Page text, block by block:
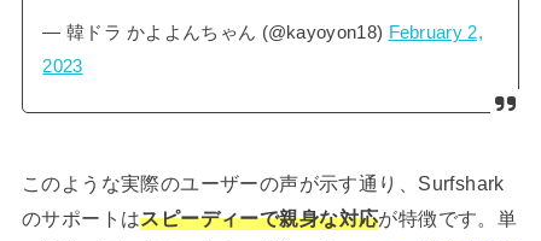
— 韓ドラ かよよんちゃん (@kayoyon18) February 2,
2023
このような実際のユーザーの声が示す通り、Surfshark
のサポートはスピーディーで親身な対応が特徴です。単